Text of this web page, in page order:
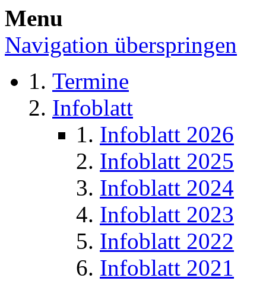
Menu
Navigation überspringen
Termine
Infoblatt
Infoblatt 2026
Infoblatt 2025
Infoblatt 2024
Infoblatt 2023
Infoblatt 2022
Infoblatt 2021